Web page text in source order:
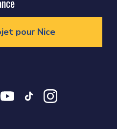
pour Nice